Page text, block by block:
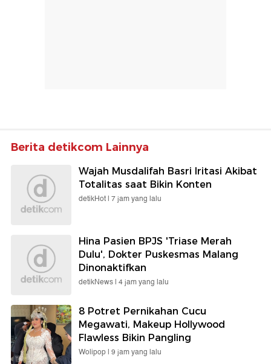
Berita detikcom Lainnya
Wajah Musdalifah Basri Iritasi Akibat
Totalitas saat Bikin Konten
detikHot | 7 jam yang lalu
Hina Pasien BPJS 'Triase Merah
Dulu', Dokter Puskesmas Malang
Dinonaktifkan
detikNews | 4 jam yang lalu
8 Potret Pernikahan Cucu
Megawati, Makeup Hollywood
Flawless Bikin Pangling
Wolipop | 9 jam yang lalu